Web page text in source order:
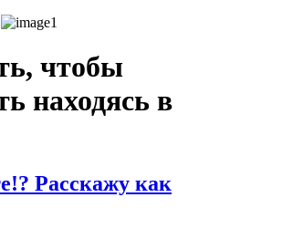
чтобы
находясь в
Расскажу как